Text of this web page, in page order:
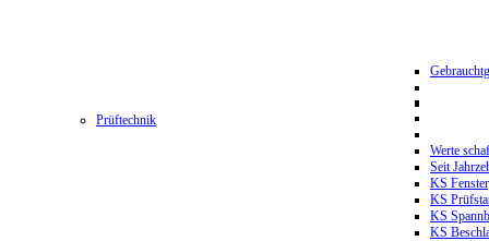
Prüftechnik
Werte
Seit
KS
KS
KS
KS